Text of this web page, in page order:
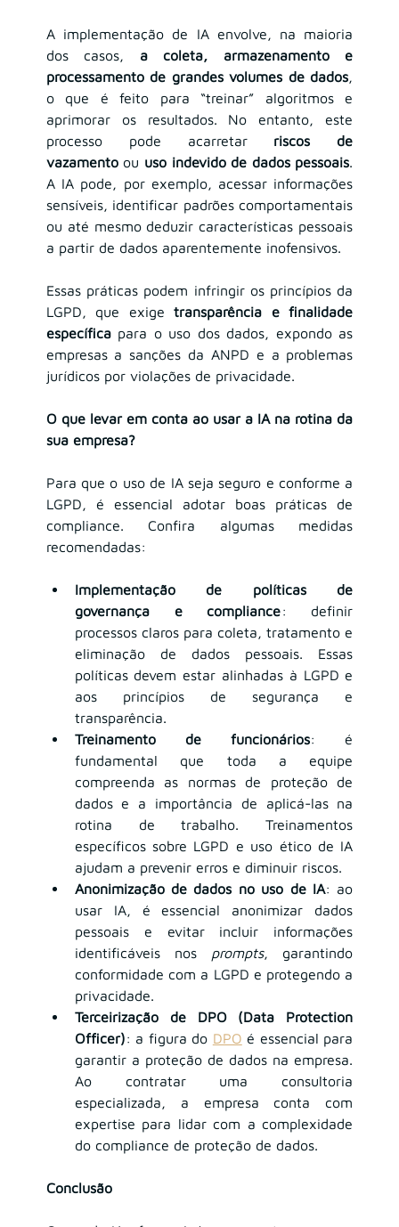
A implementação de IA envolve, na maioria
dos casos, a coleta, armazenamento e
processamento de grandes volumes de dados,
o que é feito para “treinar” algoritmos e
aprimorar os resultados. No entanto, este
processo pode acarretar riscos de
vazamento ou uso indevido de dados pessoais.
A IA pode, por exemplo, acessar informações
sensíveis, identificar padrões comportamentais
ou até mesmo deduzir características pessoais
a partir de dados aparentemente inofensivos.
Essas práticas podem infringir os princípios da
LGPD, que exige transparência e finalidade
específica para o uso dos dados, expondo as
empresas a sanções da ANPD e a problemas
jurídicos por violações de privacidade.
O que levar em conta ao usar a IA na rotina da
sua empresa?
Para que o uso de IA seja seguro e conforme a
LGPD, é essencial adotar boas práticas de
compliance. Confira algumas medidas
recomendadas:
Implementação de políticas de
governança e compliance: definir
processos claros para coleta, tratamento e
eliminação de dados pessoais. Essas
políticas devem estar alinhadas à LGPD e
aos princípios de segurança e
transparência.
Treinamento de funcionários: é
fundamental que toda a equipe
compreenda as normas de proteção de
dados e a importância de aplicá-las na
rotina de trabalho. Treinamentos
específicos sobre LGPD e uso ético de IA
ajudam a prevenir erros e diminuir riscos.
Anonimização de dados no uso de IA: ao
usar IA, é essencial anonimizar dados
pessoais e evitar incluir informações
identificáveis nos prompts, garantindo
conformidade com a LGPD e protegendo a
privacidade.
Terceirização de DPO (Data Protection
Officer): a figura do DPO é essencial para
garantir a proteção de dados na empresa.
Ao contratar uma consultoria
especializada, a empresa conta com
expertise para lidar com a complexidade
do compliance de proteção de dados.
Conclusão